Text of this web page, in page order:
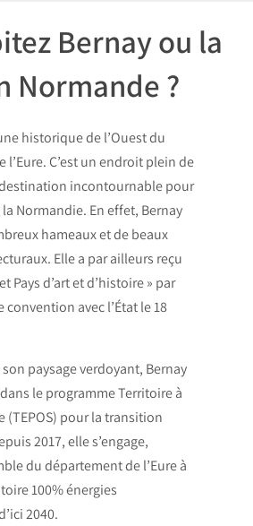
Bernay ou la
Normande ?​
historique de l’Ouest du
C’est un endroit plein de
incontournable pour
Normandie. En effet, Bernay
hameaux et de beaux
Elle a par ailleurs reçu
Pays d’art et d’histoire » par
convention avec l’État le 18
paysage verdoyant, Bernay
le programme Territoire à
(TEPOS) pour la transition
2017, elle s’engage,
du département de l’Eure à
100% énergies
2040.